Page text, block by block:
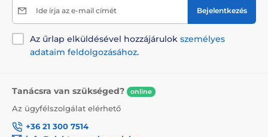
Ide írja az e-mail címét Bejelentkezés
Az űrlap elküldésével hozzájárulok személyes
adataim feldolgozásához.
Tanácsra van szükséged? online
Az ügyfélszolgálat elérhető
+36 21 300 7514